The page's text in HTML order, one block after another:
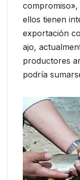
compromiso»,
ellos tienen
exportación
ajo,
productores
podría